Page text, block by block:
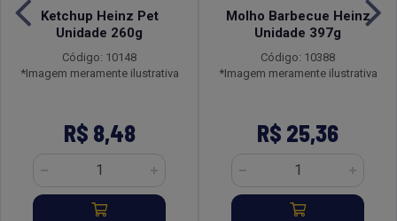
Ketchup Heinz Pet
Unidade 260g
Código: 10148
*Imagem meramente ilustrativa
R$ 8,48
Molho Barbecue Heinz
Unidade 397g
Código: 10388
*Imagem meramente ilustrativa
R$ 25,36